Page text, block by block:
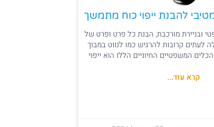
להבנת ייפוי כוח מתמשך
ובניירת מורכבת, הבנת כל פרט ופרט של
לעתים קרובות להרגיש כמו לנווט במבוך
המשפטיים החיוניים הללו הוא ייפוי
קרא עוד...